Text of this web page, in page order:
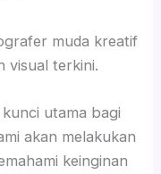
muda kreatif
visual terkini.
utama bagi
akan melakukan
keinginan